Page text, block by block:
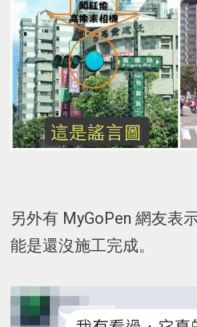
另外有 MyGoPen 網友表
能是還沒施工完成。